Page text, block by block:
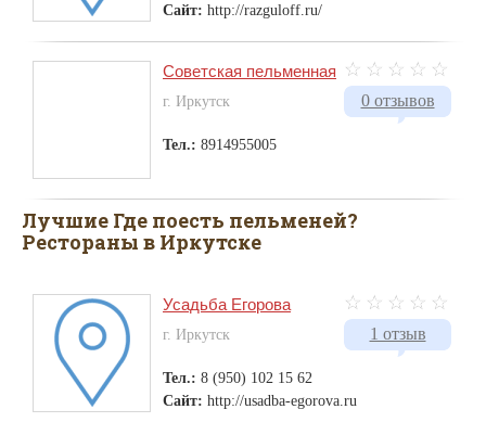
Сайт: http://razguloff.ru/
0 отзывов
Советская пельменная
г. Иркутск
Тел.: 8914955005
Лучшие Где поесть пельменей?
Рестораны в Иркутске
1 отзыв
Усадьба Егорова
г. Иркутск
Тел.: 8 (950) 102 15 62
Сайт: http://usadba-egorova.ru